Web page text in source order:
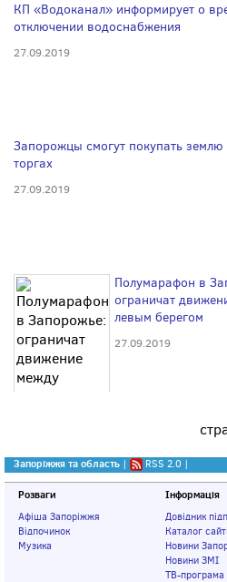
КП «Водоканал» информирует о
отключении водоснабжения
27.09.2019
Запорожцы смогут покупать землю
торгах
27.09.2019
Полумарафон в
ограничат
левым берегом
27.09.2019
Запоріжжя та область | RSS 2.0 |
Розваги
Афіша Запоріжжя
Відпочинок
Музика
Інформація
Довідник
Каталог
Новини
Новини ЗМІ
ТВ-програма